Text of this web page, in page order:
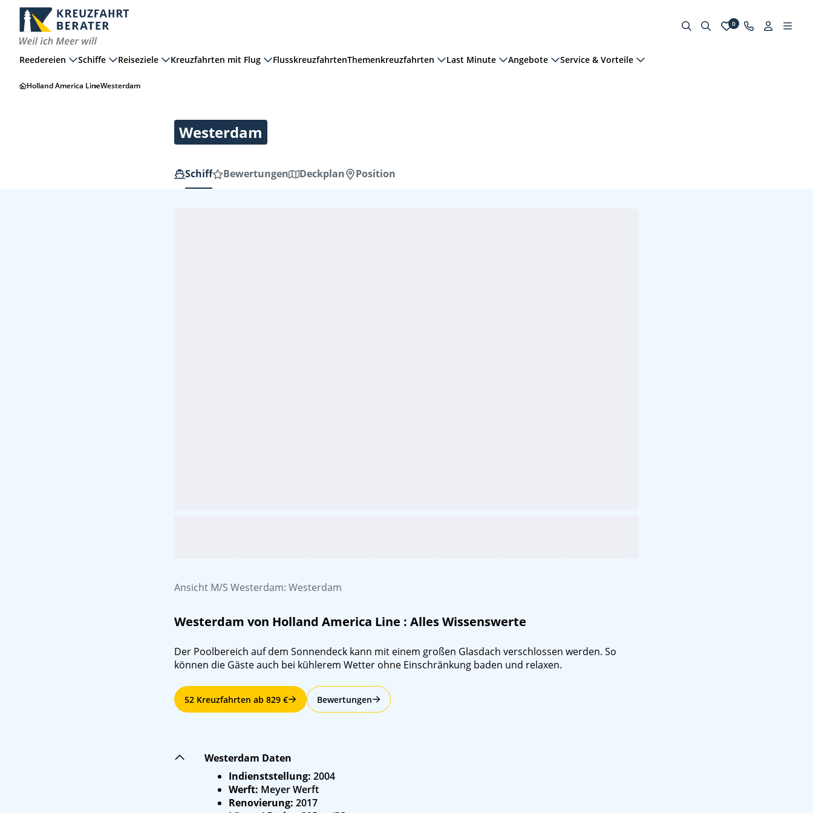
0
Reedereien Schiffe Reiseziele Kreuzfahrten mit Flug FlusskreuzfahrtenThemenkreuzfahrten Last Minute Angebote Service & Vorteile
Holland America LineWesterdam
Westerdam
Schiff Bewertungen Deckplan Position
Ansicht M/S Westerdam: Westerdam
Westerdam von Holland America Line : Alles Wissenswerte
Der Poolbereich auf dem Sonnendeck kann mit einem großen Glasdach verschlossen werden. So
können die Gäste auch bei kühlerem Wetter ohne Einschränkung baden und relaxen.
52 Kreuzfahrten ab 829 € Bewertungen
Westerdam Daten
Indienststellung: 2004
Werft: Meyer Werft
Renovierung: 2017